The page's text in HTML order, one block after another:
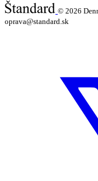
© 2026
oprava@standard.sk